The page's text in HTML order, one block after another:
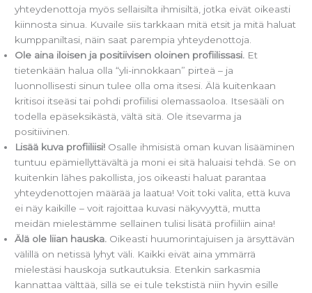
yhteydenottoja myös sellaisilta ihmisiltä, jotka eivät oikeasti
kiinnosta sinua. Kuvaile siis tarkkaan mitä etsit ja mitä haluat
kumppaniltasi, näin saat parempia yhteydenottoja.
Ole aina iloisen ja positiivisen oloinen profiilissasi. Et
tietenkään halua olla “yli-innokkaan” pirteä – ja
luonnollisesti sinun tulee olla oma itsesi. Älä kuitenkaan
kritisoi itseäsi tai pohdi profiilisi olemassaoloa. Itsesääli on
todella epäseksikästä, vältä sitä. Ole itsevarma ja
positiivinen.
Lisää kuva profiiliisi! Osalle ihmisistä oman kuvan lisääminen
tuntuu epämiellyttävältä ja moni ei sitä haluaisi tehdä. Se on
kuitenkin lähes pakollista, jos oikeasti haluat parantaa
yhteydenottojen määrää ja laatua! Voit toki valita, että kuva
ei näy kaikille – voit rajoittaa kuvasi näkyvyyttä, mutta
meidän mielestämme sellainen tulisi lisätä profiiliin aina!
Älä ole liian hauska. Oikeasti huumorintajuisen ja ärsyttävän
välillä on netissä lyhyt väli. Kaikki eivät aina ymmärrä
mielestäsi hauskoja sutkautuksia. Etenkin sarkasmia
kannattaa välttää, sillä se ei tule tekstistä niin hyvin esille